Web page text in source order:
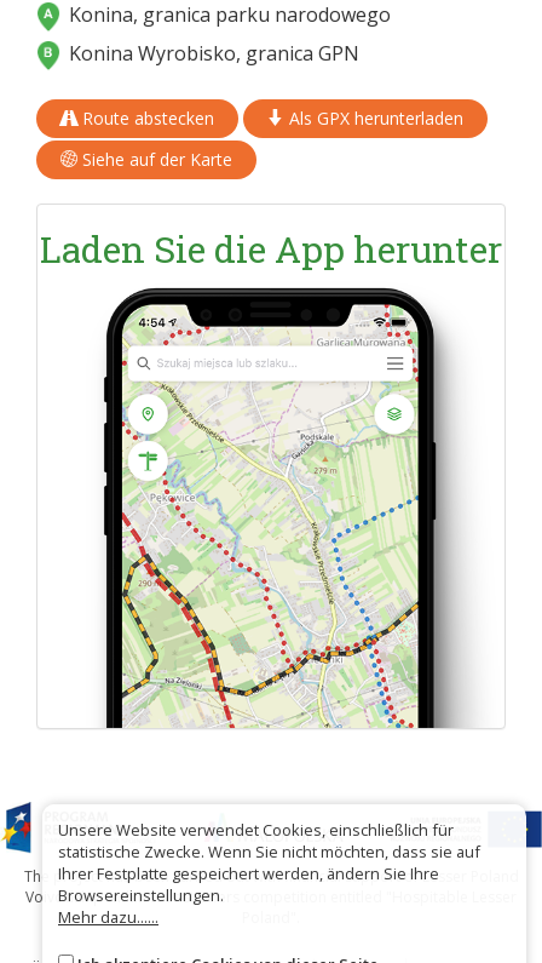
Konina, granica parku narodowego
Konina Wyrobisko, granica GPN
Route abstecken
Als GPX herunterladen
Siehe auf der Karte
Laden Sie die App herunter
The project has been carried out with financial support of Lesser Poland
Voivodship within tourist offers competition entitled "Hospitable Lesser
Unsere Website verwendet Cookies, einschließlich für
statistische Zwecke. Wenn Sie nicht möchten, dass sie auf
Ihrer Festplatte gespeichert werden, ändern Sie Ihre
Browsereinstellungen.
Mehr dazu......